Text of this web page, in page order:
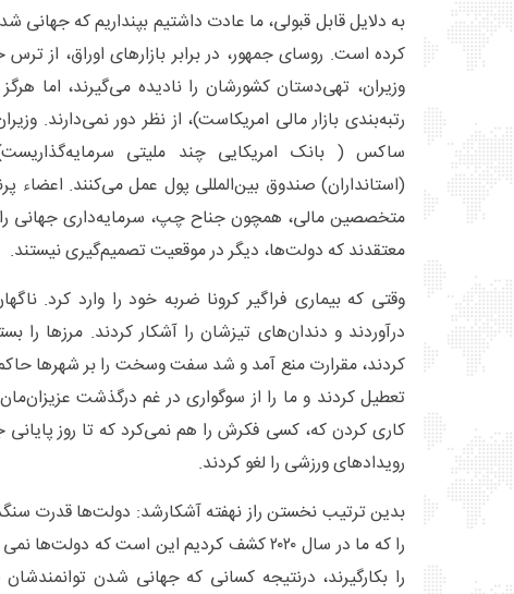
به دلایل قابل قبولی، ما عادت داشتیم بپنداریم که جهانی
کرده است. روسای جمهور، در برابر بازارهای اوراق، از
وزیران، تهی‌دستان کشورشان را نادیده می‌گیرند، اما هرگز
رتبه‌بندی بازار مالی امریکاست)، از نظر دور نمی‌دارند.
ساکس ( بانک امریکایی چند ملیتی
(استانداران) صندوق بین‌المللی پول عمل می‌کنند. اعضاء
متخصصین مالی، همچون جناح چپ، سرمایه‌داری جهانی را
معتقدند که دولت‌ها، دیگر در موقعیت تصمیم‌گیری نیستند.
وقتی که بیماری فراگیر کرونا ضربه خود را وارد کرد.
درآوردند و دندان‌های تیزشان را آشکار کردند. مرزها را
کردند، مقرارت منع آمد و شد سفت وسخت را بر شهرها حاکم
تعطیل کردند و ما را از سوگواری در غم درگذشت عزیزان‌مان
کاری کردن که، کسی فکرش را هم نمی‌کرد که تا روز پایانی
رویدادهای ورزشی را لغو کردند.
بدین ترتیب نخستن راز نهفته آشکارشد: دولت‌ها قدرت
را که ما در سال ۲۰۲۰ کشف کردیم این است که
را بکارگیرند، درنتیجه کسانی که جهانی شدن